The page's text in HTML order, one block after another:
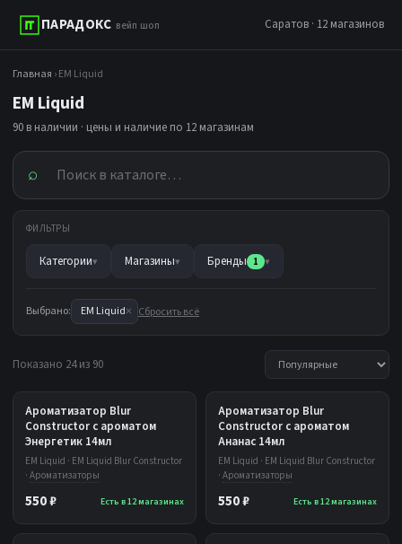
ПАРАДОКС вейп шоп Саратов · 12 магазинов
Главная › EM Liquid
EM Liquid
90 в наличии · цены и наличие по 12 магазинам
⌕
ФИЛЬТРЫ
Категории▾ Магазины▾ Бренды 1 ▾
Выбрано: EM Liquid× Сбросить всё
Показано 24 из 90
Ароматизатор Blur
Constructor с ароматом
Энергетик 14мл
EM Liquid · EM Liquid Blur Constructor
· Ароматизаторы
550 ₽ Есть в 12 магазинах
Ароматизатор Blur
Constructor с ароматом
Ананас 14мл
EM Liquid · EM Liquid Blur Constructor
· Ароматизаторы
550 ₽ Есть в 12 магазинах